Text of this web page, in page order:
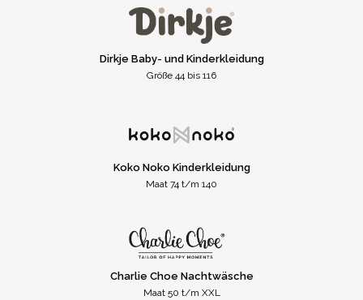
Dirkje Baby- und Kinderkleidung
Größe 44 bis 116
Koko Noko Kinderkleidung
Maat 74 t/m 140
Charlie Choe Nachtwäsche
Maat 50 t/m XXL